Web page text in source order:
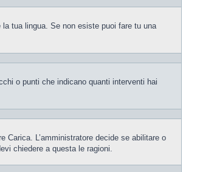
tua lingua. Se non esiste puoi fare tu una
o punti che indicano quanti interventi hai
Carica. L’amministratore decide se abilitare o
chiedere a questa le ragioni.